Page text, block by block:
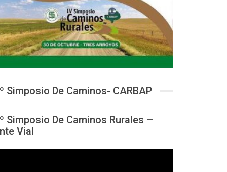
Simposio De Caminos- CARBAP
Simposio De Caminos Rurales –
Vial